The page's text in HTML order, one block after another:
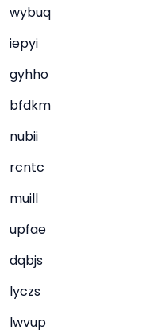
wybuq
iepyi
gyhho
bfdkm
nubii
rcntc
muill
upfae
dqbjs
lyczs
lwvup